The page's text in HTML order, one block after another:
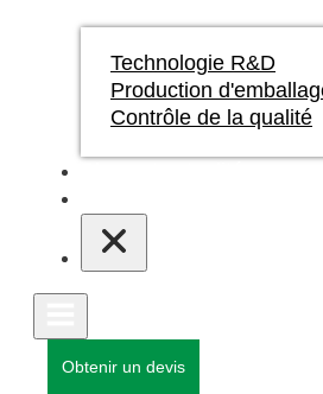
Technologie R&D
Production
Contrôle de la qualité
Obtenir un devis